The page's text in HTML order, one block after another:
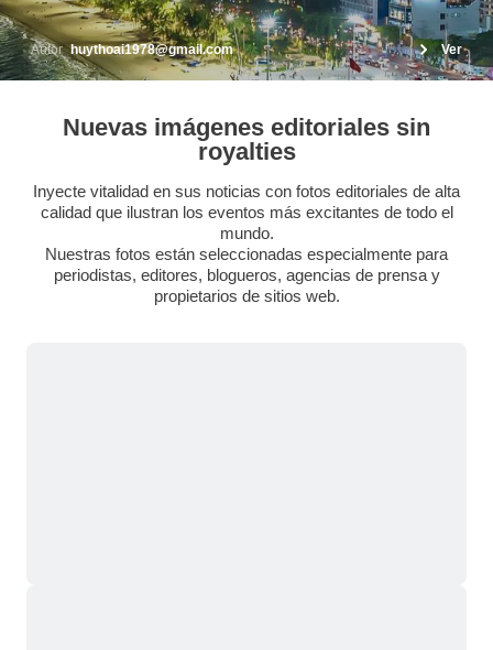
Autor huythoai1978@gmail.com Ver
Nuevas imágenes editoriales sin
royalties
Inyecte vitalidad en sus noticias con fotos editoriales de alta
calidad que ilustran los eventos más excitantes de todo el
mundo.
Nuestras fotos están seleccionadas especialmente para
periodistas, editores, blogueros, agencias de prensa y
propietarios de sitios web.